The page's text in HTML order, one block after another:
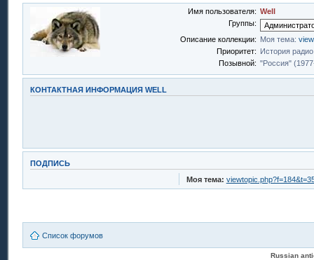
Имя пользователя: Well
Группы:
Описание коллекции: Моя тема:
Приоритет: История
Позывной: "Россия"
КОНТАКТНАЯ ИНФОРМАЦИЯ WELL
ПОДПИСЬ
Моя тема:
Список форумов
Russian